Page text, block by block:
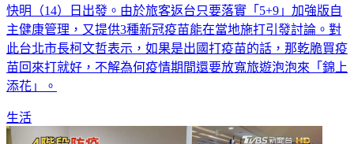
快明（14）日出發。由於旅客返台只要落實「5+9」加強版自
主健康管理，又提供3種新冠疫苗能在當地施打引發討論。對
此台北市長柯文哲表示，如果是出國打疫苗的話，那乾脆買疫
苗回來打就好，不解為何疫情期間還要放寬旅遊泡泡來「錦上
添花」。
生活